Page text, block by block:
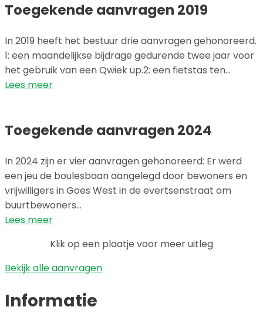
Toegekende aanvragen 2019
In 2019 heeft het bestuur drie aanvragen gehonoreerd.
1: een maandelijkse bijdrage gedurende twee jaar voor
het gebruik van een Qwiek up.2: een fietstas ten…
Lees meer
Toegekende aanvragen 2024
In 2024 zijn er vier aanvragen gehonoreerd: Er werd
een jeu de boulesbaan aangelegd door bewoners en
vrijwilligers in Goes West in de evertsenstraat om
buurtbewoners…
Lees meer
Klik op een plaatje voor meer uitleg
Bekijk alle aanvragen
Informatie